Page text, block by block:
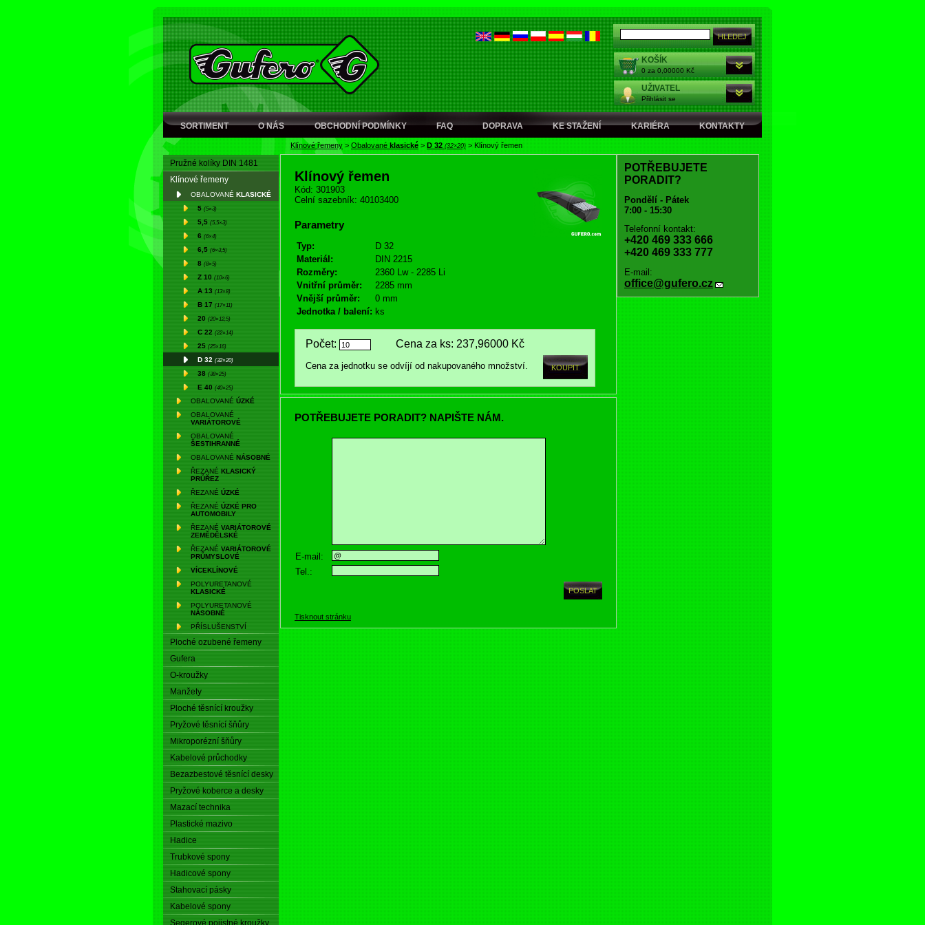
KOŠÍK
0 za 0,00000 Kč
UŽIVATEL
Přihlásit se
SORTIMENT O NÁS OBCHODNÍ PODMÍNKY FAQ DOPRAVA KE STAŽENÍ KARIÉRA KONTAKTY
Klínové řemeny > Obalované klasické > D 32 (32×20) > Klínový řemen
Pružné kolíky DIN 1481
Klínové řemeny
OBALOVANÉ KLASICKÉ
5 (5×3)
5,5 (5,5×3)
6 (6×4)
6,5 (6×3,5)
8 (8×5)
Z 10 (10×6)
A 13 (13×8)
B 17 (17×11)
20 (20×12,5)
C 22 (22×14)
25 (25×16)
D 32 (32×20)
38 (38×25)
E 40 (40×25)
OBALOVANÉ ÚZKÉ
OBALOVANÉ
VARIÁTOROVÉ
OBALOVANÉ
ŠESTIHRANNÉ
OBALOVANÉ NÁSOBNÉ
ŘEZANÉ KLASICKÝ
PRŮŘEZ
ŘEZANÉ ÚZKÉ
ŘEZANÉ ÚZKÉ PRO
AUTOMOBILY
ŘEZANÉ VARIÁTOROVÉ
ZEMĚDĚLSKÉ
ŘEZANÉ VARIÁTOROVÉ
PRŮMYSLOVÉ
VÍCEKLÍNOVÉ
POLYURETANOVÉ
KLASICKÉ
POLYURETANOVÉ
NÁSOBNÉ
PŘÍSLUŠENSTVÍ
Ploché ozubené řemeny
Gufera
O-kroužky
Manžety
Ploché těsnící kroužky
Pryžové těsnící šňůry
Mikroporézní šňůry
Kabelové průchodky
Bezazbestové těsnící desky
Pryžové koberce a desky
Mazací technika
Plastické mazivo
Hadice
Trubkové spony
Hadicové spony
Stahovací pásky
Kabelové spony
Segerové pojistné kroužky
Klínový řemen
Kód: 301903
Celní sazebník: 40103400
Parametry
Typ:
D 32
Materiál:
DIN 2215
Rozměry:
2360 Lw - 2285 Li
Vnitřní průměr:
2285 mm
Vnější průměr:
0 mm
Jednotka / balení: ks
Počet: Cena za ks: 237,96000 Kč
Cena za jednotku se odvíjí od nakupovaného množství.
POTŘEBUJETE PORADIT? NAPIŠTE NÁM.
E-mail:
Tel.:
Tisknout stránku
POTŘEBUJETE
PORADIT?
Pondělí - Pátek
7:00 - 15:30
Telefonní kontakt:
+420 469 333 666
+420 469 333 777
E-mail:
office@gufero.cz